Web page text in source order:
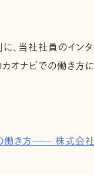
、当社社員のインタ
オナビでの働き方
働き方── 株式会